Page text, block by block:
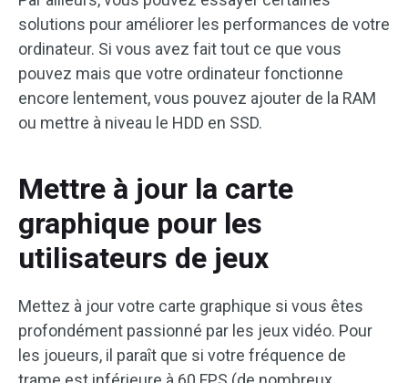
solutions pour améliorer les performances de votre
ordinateur. Si vous avez fait tout ce que vous
pouvez mais que votre ordinateur fonctionne
encore lentement, vous pouvez ajouter de la RAM
ou mettre à niveau le HDD en SSD.
Mettre à jour la carte
graphique pour les
utilisateurs de jeux
Mettez à jour votre carte graphique si vous êtes
profondément passionné par les jeux vidéo. Pour
les joueurs, il paraît que si votre fréquence de